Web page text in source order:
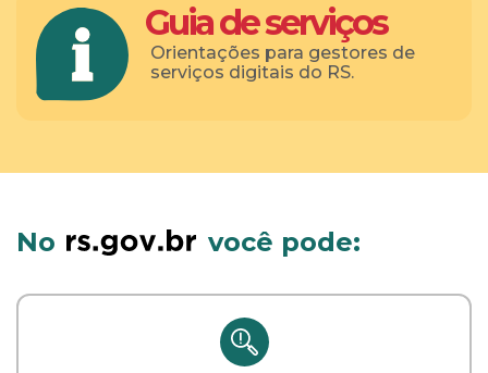
Guia de serviços
Orientações para gestores de
serviços digitais do RS.
No você pode: